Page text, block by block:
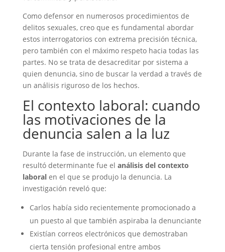
Como defensor en numerosos procedimientos de
delitos sexuales, creo que es fundamental abordar
estos interrogatorios con extrema precisión técnica,
pero también con el máximo respeto hacia todas las
partes. No se trata de desacreditar por sistema a
quien denuncia, sino de buscar la verdad a través de
un análisis riguroso de los hechos.
El contexto laboral: cuando
las motivaciones de la
denuncia salen a la luz
Durante la fase de instrucción, un elemento que
resultó determinante fue el análisis del contexto
laboralen el que se produjo la denuncia. La
investigación reveló que:
Carlos había sido recientemente promocionado a
un puesto al que también aspiraba la denunciante
Existían correos electrónicos que demostraban
cierta tensión profesional entre ambos